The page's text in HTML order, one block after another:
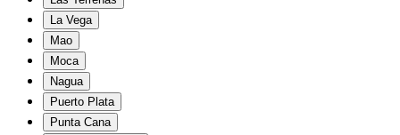
La Vega
Mao
Moca
Nagua
Puerto Plata
Punta Cana